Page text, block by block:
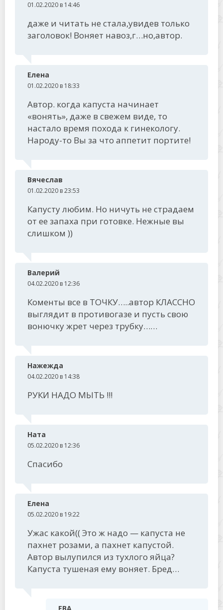
01.02.2020 в 14:46
даже и читать не стала,увидев только
заголовок! Воняет навоз,г…но,автор.
Елена
01.02.2020 в 18:33
Автор. когда капуста начинает
«вонять», даже в свежем виде, то
настало время похода к гинекологу.
Народу-то Вы за что аппетит портите!
Вячеслав
01.02.2020 в 23:53
Капусту любим. Но ничуть не страдаем
от ее запаха при готовке. Нежные вы
слишком ))
Валерий
04.02.2020 в 12:36
Коменты все в ТОЧКУ…..автор КЛАССНО
выглядит в противогазе и пусть свою
вонючку жрет через трубку……
Нажежда
04.02.2020 в 14:38
РУКИ НАДО МЫТЬ !!!
Ната
05.02.2020 в 12:36
Спасибо
Елена
05.02.2020 в 19:22
Ужас какой(( Это ж надо — капуста не
пахнет розами, а пахнет капустой.
Автор вылупился из тухлого яйца?
Капуста тушеная ему воняет. Бред…